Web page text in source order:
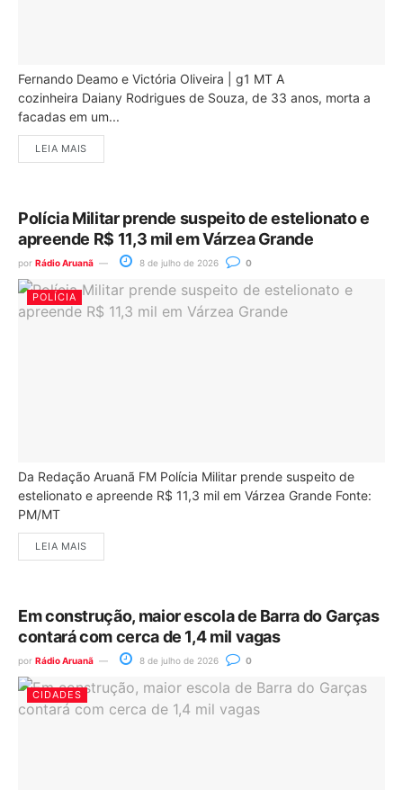
Fernando Deamo e Victória Oliveira | g1 MT A
cozinheira Daiany Rodrigues de Souza, de 33 anos, morta a
facadas em um...
LEIA MAIS
Polícia Militar prende suspeito de estelionato e
apreende R$ 11,3 mil em Várzea Grande
por Rádio Aruanã 8 de julho de 2026 0
POLÍCIA
Da Redação Aruanã FM Polícia Militar prende suspeito de
estelionato e apreende R$ 11,3 mil em Várzea Grande Fonte:
PM/MT
LEIA MAIS
Em construção, maior escola de Barra do Garças
contará com cerca de 1,4 mil vagas
por Rádio Aruanã 8 de julho de 2026 0
CIDADES